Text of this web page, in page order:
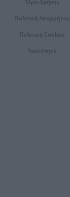
Πολιτική Απορρήτου
Πολιτική Cookies
Ταυτότητα